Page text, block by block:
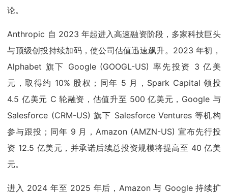
论。
Anthropic 自 2023 年起进入高速融资阶段，多家科技巨头
与顶级创投持续加码，使公司估值迅速飙升。2023 年初，
Alphabet 旗下 Google (GOOGL-US) 率先投资 3 亿美
元，取得约 10% 股权；同年 5 月，Spark Capital 领投
4.5 亿美元 C 轮融资，估值升至 500 亿美元，Google 与
Salesforce (CRM-US) 旗下 Salesforce Ventures 等机构
参与跟投；同年 9 月，Amazon (AMZN-US) 宣布先行投
资 12.5 亿美元，并承诺后续总投资规模将提高至 40 亿美
元。
进入 2024 年至 2025 年后，Amazon 与 Google 持续扩